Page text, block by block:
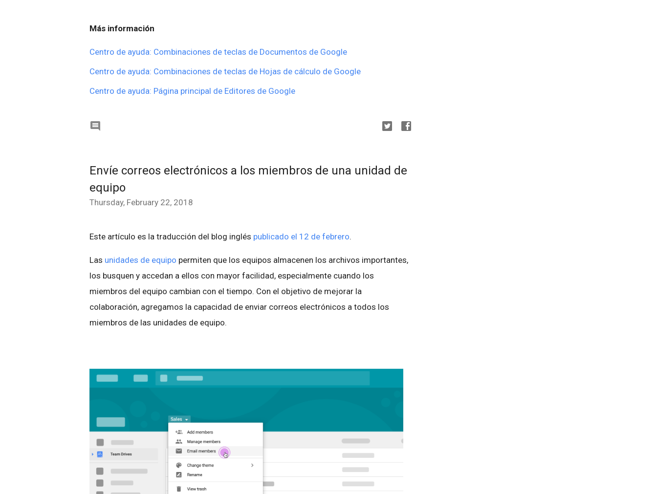
Más información
Centro de ayuda: Combinaciones de teclas de Documentos de Google
Centro de ayuda: Combinaciones de teclas de Hojas de cálculo de Google
Centro de ayuda: Página principal de Editores de Google

Envíe correos electrónicos a los miembros de una unidad de
equipo
Thursday, February 22, 2018
Este artículo es la traducción del blog inglés publicado el 12 de febrero.
Las unidades de equipo permiten que los equipos almacenen los archivos importantes,
los busquen y accedan a ellos con mayor facilidad, especialmente cuando los
miembros del equipo cambian con el tiempo. Con el objetivo de mejorar la
colaboración, agregamos la capacidad de enviar correos electrónicos a todos los
miembros de las unidades de equipo.